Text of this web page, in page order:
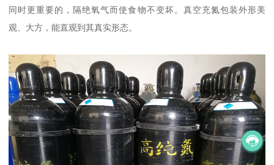
同时更重要的，隔绝氧气而使食物不变坏。真空充氮包装外形美
观、大方，能直观到其真实形态。